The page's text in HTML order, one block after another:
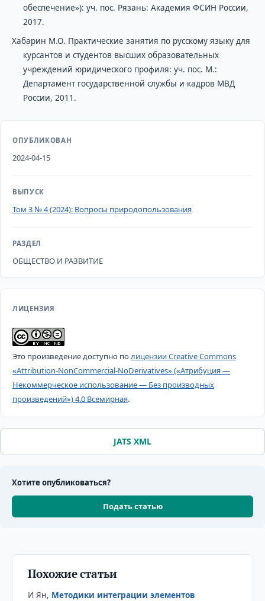
обеспечение»): уч. пос. Рязань: Академия ФСИН России,
2017.
Хабарин М.О. Практические занятия по русскому языку для
курсантов и студентов высших образовательных
учреждений юридического профиля: уч. пос. М.:
Департамент государственной службы и кадров МВД
России, 2011.
ОПУБЛИКОВАН
2024-04-15
ВЫПУСК
Том 3 № 4 (2024): Вопросы природопользования
РАЗДЕЛ
ОБЩЕСТВО И РАЗВИТИЕ
ЛИЦЕНЗИЯ
Это произведение доступно полицензии Creative Commons
«Attribution-NonCommercial-NoDerivatives» («Атрибуция —
Некоммерческое использование — Без производных
произведений») 4.0 Всемирная.
JATS XML
Хотите опубликоваться?
Подать статью
Похожие статьи
И Ян, Методики интеграции элементов